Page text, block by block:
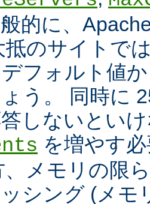
的に、
抵のサイトで
フォルト値
う。 同時に
しないとい
を増やす
、メモリの限
シング (メモ